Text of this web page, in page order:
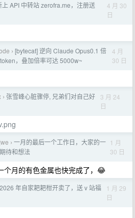
上 API 中转站 zerofra.me，注册送
4 月 30
日
› [bytecat] 逆向 Claude Opus0.1 倍
，叠加倍率可达 5000w~
4 月
30 日
› 张雪峰心脏骤停, 兄弟们对自己好
3 月 24
日
› 一月的最后一个工作日，大家的一
待和想法
1 月
30 日
个月的有色金属也快完成了，😂
2026 年自家耙耙柑开卖了，送 v 站福
1 月 29
日